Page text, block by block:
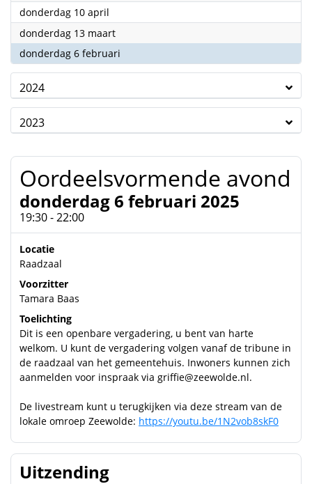
donderdag 10 april
donderdag 13 maart2025
donderdag 6 februari
2024
2023
Oordeelsvormende avond
donderdag 6 februari 2025
19:30 - 22:00
Locatie
Raadzaal
Voorzitter
Tamara Baas
Toelichting
Dit is een openbare vergadering, u bent van harte
welkom. U kunt de vergadering volgen vanaf de tribune in
de raadzaal van het gemeentehuis. Inwoners kunnen zich
aanmelden voor inspraak via griffie@zeewolde.nl.
De livestream kunt u terugkijken via deze stream van de
lokale omroep Zeewolde: https://youtu.be/1N2vob8skF0
Uitzending